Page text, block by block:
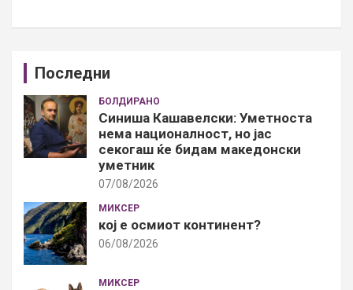
Последни
БОЛДИРАНО
Синиша Кашавелски: Уметноста
нема националност, но јас
секогаш ќе бидам македонски
уметник
07/08/2026
МИКСЕР
кој е осмиот континент?
06/08/2026
МИКСЕР